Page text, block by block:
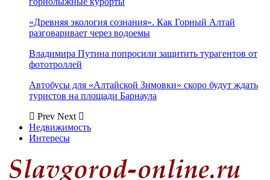
«Древняя экология сознания». Как Горный Алтай
разговаривает через водоемы
Владимира Путина попросили защитить турагентов от
фототроллей
Автобусы для «Алтайской Зимовки» скоро будут ждать
туристов на площади Барнаула
Prev Next
Недвижимость
Интересы